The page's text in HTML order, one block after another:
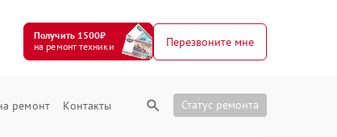
Получить 1500₽
на ремонт техники
Перезвоните мне
ремонт Контакты Статус ремонта